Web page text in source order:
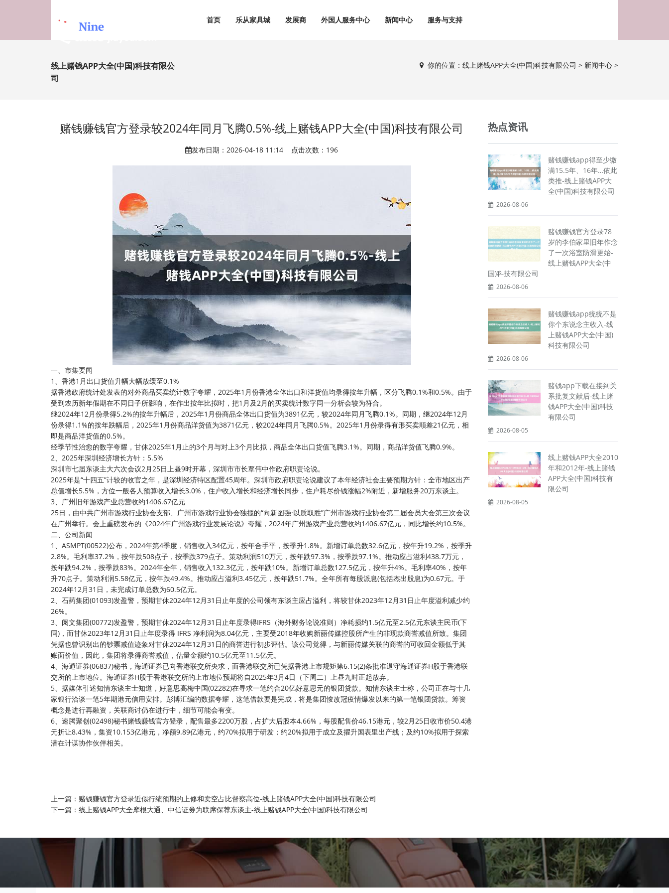
首页 乐从家具城 发展商 外国人服务中心 新闻中心 服务与支持
线上赌钱APP大全(中国)科技有限公
司
你的位置： 线上赌钱APP大全(中国)科技有限公司 > 新闻中心 >
赌钱赚钱官方登录较2024年同月飞腾0.5%-线上赌钱APP大全(中国)科技有限公司
发布日期：2026-04-18 11:14 点击次数：196
一、市集要闻
1、香港1月出口货值升幅大幅放缓至0.1%
据香港政府统计处发表的对外商品买卖统计数字夸耀，2025年1月份香港全体出口和洋货值均录得按年升幅，区分飞腾0.1%和0.5%。由于
受到农历新年假期在不同日子所影响，在作出按年比拟时，把1月及2月的买卖统计数字同一分析会较为符合。
继2024年12月份录得5.2%的按年升幅后，2025年1月份商品全体出口货值为3891亿元，较2024年同月飞腾0.1%。同期，继2024年12月
份录得1.1%的按年跌幅后，2025年1月份商品洋货值为3871亿元，较2024年同月飞腾0.5%。2025年1月份录得有形买卖顺差21亿元，相
即是商品洋货值的0.5%。
经季节性治愈的数字夸耀，甘休2025年1月止的3个月与对上3个月比拟，商品全体出口货值飞腾3.1%。同期，商品洋货值飞腾0.9%。
2、2025年深圳经济增长方针：5.5%
深圳市七届东谈主大六次会议2月25日上昼9时开幕，深圳市市长覃伟中作政府职责论说。
2025年是“十四五”计较的收官之年，是深圳经济特区配置45周年。深圳市政府职责论说建议了本年经济社会主要预期方针：全市地区出产
总值增长5.5%，方位一般各人预算收入增长3.0%，住户收入增长和经济增长同步，住户耗尽价钱涨幅2%附近，新增服务20万东谈主。
3、广州旧年游戏产业总营收约1406.67亿元
25日，由中共广州市游戏行业协会支部、广州市游戏行业协会独揽的“向新图强·以质取胜”广州市游戏行业协会第二届会员大会第三次会议
在广州举行。会上重磅发布的《2024年广州游戏行业发展论说》夸耀，2024年广州游戏产业总营收约1406.67亿元，同比增长约10.5%。
二、公司新闻
1、ASMPT(00522)公布，2024年第4季度，销售收入34亿元，按年合手平，按季升1.8%。新增订单总数32.6亿元，按年升19.2%，按季升
2.8%。毛利率37.2%，按年跌508点子，按季跌379点子。策动利润510万元，按年跌97.3%，按季跌97.1%。推动应占溢利438.7万元，
按年跌94.2%，按季跌83%。2024年全年，销售收入132.3亿元，按年跌10%。新增订单总数127.5亿元，按年升4%。毛利率40%，按年
升70点子。策动利润5.58亿元，按年跌49.4%。推动应占溢利3.45亿元，按年跌51.7%。全年所有每股派息(包括杰出股息)为0.67元。于
2024年12月31日，未完成订单总数为60.5亿元。
2、石药集团(01093)发盈警，预期甘休2024年12月31日止年度的公司领有东谈主应占溢利，将较甘休2023年12月31日止年度溢利减少约
26%。
3、阅文集团(00772)发盈警，预期甘休2024年12月31日止年度录得IFRS（海外财务论说准则）净耗损约1.5亿元至2.5亿元东谈主民币(下
同)，而甘休2023年12月31日止年度录得 IFRS 净利润为8.04亿元，主要受2018年收购新丽传媒控股所产生的非现款商誉减值所致。集团
凭据也曾识别出的钞票减值迹象对甘休2024年12月31日的商誉进行初步评估。该公司觉得，与新丽传媒关联的商誉的可收回金额低于其
账面价值，因此，集团将录得商誉减值，估量金额约10.5亿元至11.5亿元。
4、海通证券(06837)秘书，海通证券已向香港联交所央求，而香港联交所已凭据香港上市规矩第6.15(2)条批准退守海通证券H股于香港联
交所的上市地位。海通证券H股于香港联交所的上市地位预期将自2025年3月4日（下周二）上昼九时正起放弃。
5、据媒体引述知情东谈主士知道，好意思高梅中国(02282)在寻求一笔约合20亿好意思元的银团贷款。知情东谈主士称，公司正在与十几
家银行洽谈一笔5年期港元信用安排。彭博汇编的数据夸耀，这笔借款要是完成，将是集团悛改冠疫情爆发以来的第一笔银团贷款。筹资
概念是进行再融资，关联商讨仍在进行中，细节可能会有变。
6、速腾聚创(02498)秘书赌钱赚钱官方登录，配售最多2200万股，占扩大后股本4.66%，每股配售价46.15港元，较2月25日收市价50.4港
元折让8.43%，集资10.153亿港元，净额9.89亿港元，约70%拟用于研发；约20%拟用于成立及擢升国表里出产线；及约10%拟用于探索
潜在计谋协作伙伴相关。
上一篇： 赌钱赚钱官方登录近似行绩预期的上修和卖空占比督察高位-线上赌钱APP大全(中国)科技有限公司
下一篇： 线上赌钱APP大全摩根大通、中信证券为联席保荐东谈主-线上赌钱APP大全(中国)科技有限公司
热点资讯
赌钱赚钱app得至少缴
满15.5年、16年…依此
类推-线上赌钱APP大
全(中国)科技有限公司
2026-08-06
赌钱赚钱官方登录78
岁的李伯家里旧年作念
了一次浴室防滑更始-
线上赌钱APP大全(中
国)科技有限公司
2026-08-06
赌钱赚钱app统统不是
你个东说念主收入-线
上赌钱APP大全(中国)
科技有限公司
2026-08-06
赌钱app下载在接到关
系批复文献后-线上赌
钱APP大全(中国)科技
有限公司
2026-08-05
线上赌钱APP大全2010
年和2012年-线上赌钱
APP大全(中国)科技有
限公司
2026-08-05